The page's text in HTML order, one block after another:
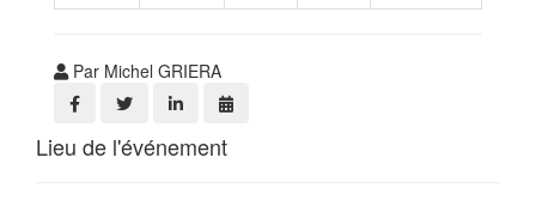
Par Michel GRIERA
Lieu de l'événement